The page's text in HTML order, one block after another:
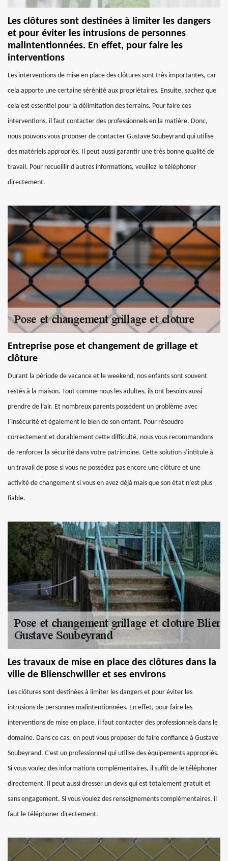
Les clôtures sont destinées à limiter les dangers
et pour éviter les intrusions de personnes
malintentionnées. En effet, pour faire les
interventions
Les interventions de mise en place des clôtures sont très importantes, car
cela apporte une certaine sérénité aux propriétaires. Ensuite, sachez que
cela est essentiel pour la délimitation des terrains. Pour faire ces
interventions, il faut contacter des professionnels en la matière. Donc,
nous pouvons vous proposer de contacter Gustave Soubeyrand qui utilise
des matériels appropriés. Il peut aussi garantir une très bonne qualité de
travail. Pour recueillir d'autres informations, veuillez le téléphoner
directement.
Entreprise pose et changement de grillage et
clôture
Durant la période de vacance et le weekend, nos enfants sont souvent
restés à la maison. Tout comme nous les adultes, ils ont besoins aussi
prendre de l’air. Et nombreux parents possèdent un problème avec
l’insécurité et également le bien de son enfant. Pour résoudre
correctement et durablement cette difficulté, nous vous recommandons
de renforcer la sécurité dans votre patrimoine. Cette solution s’intitule à
un travail de pose si vous ne possédez pas encore une clôture et une
activité de changement si vous en avez déjà mais que son état n’est plus
fiable.
Les travaux de mise en place des clôtures dans la
ville de Blienschwiller et ses environs
Les clôtures sont destinées à limiter les dangers et pour éviter les
intrusions de personnes malintentionnées. En effet, pour faire les
interventions de mise en place, il faut contacter des professionnels dans le
domaine. Dans ce cas, on peut vous proposer de faire confiance à Gustave
Soubeyrand. C'est un professionnel qui utilise des équipements appropriés.
Si vous voulez des informations complémentaires, il suffit de le téléphoner
directement. Il peut aussi dresser un devis qui est totalement gratuit et
sans engagement. Si vous voulez des renseignements complémentaires, il
faut le téléphoner directement.